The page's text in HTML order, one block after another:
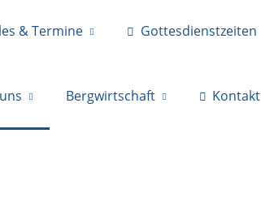
& Termine Gottesdienstzeiten
Bergwirtschaft Kontakt